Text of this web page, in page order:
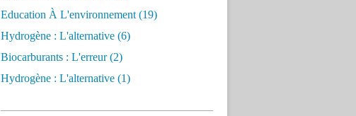
Education À L'environnement (19)
Hydrogène : L'alternative (6)
Biocarburants : L'erreur(2)
Hydrogène : L'alternative (1)